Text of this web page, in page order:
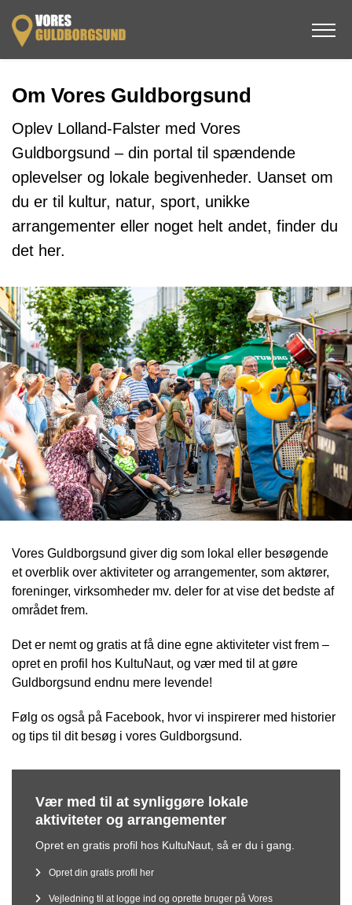
Om Vores Guldborgsund
Oplev Lolland-Falster med Vores
Guldborgsund – din portal til spændende
oplevelser og lokale begivenheder. Uanset om
du er til kultur, natur, sport, unikke
arrangementer eller noget helt andet, finder du
det her.
Vores Guldborgsund giver dig som lokal eller besøgende
et overblik over aktiviteter og arrangementer, som aktører,
foreninger, virksomheder mv. deler for at vise det bedste af
området frem.
Det er nemt og gratis at få dine egne aktiviteter vist frem –
opret en profil hos KultuNaut, og vær med til at gøre
Guldborgsund endnu mere levende!
Følg os også på Facebook, hvor vi inspirerer med historier
og tips til dit besøg i vores Guldborgsund.
Vær med til at synliggøre lokale
aktiviteter og arrangementer
Opret en gratis profil hos KultuNaut, så er du i gang.
Opret din gratis profil her
Vejledning til at logge ind og oprette bruger på Vores